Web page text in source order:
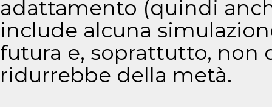
adattamento (quindi
include alcuna
futura e, soprattutto, non
ridurrebbe della metà.